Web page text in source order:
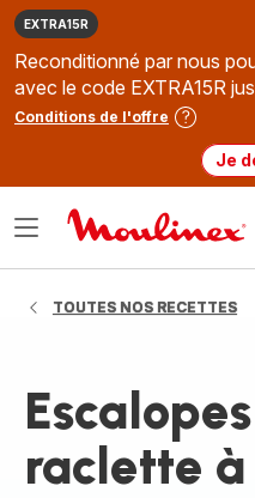
EXTRA15R
Reconditionné par nous
avec le code EXTRA15R
Conditions de l'offre
Je
Ouvrir
TOUTES NOS RECETTES
raclette